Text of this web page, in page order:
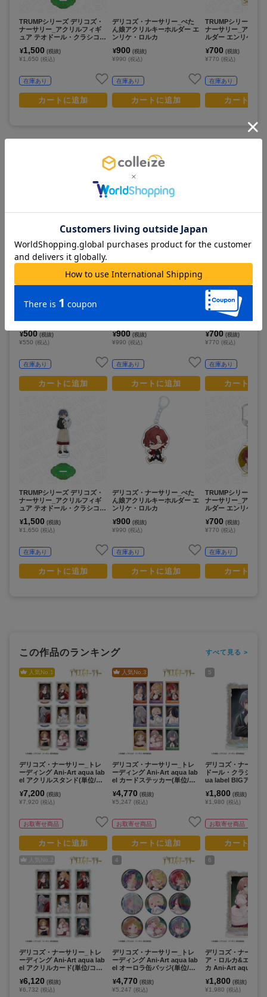
TRUMPシリーズ デリコズ・
ナーサリー_アクリルフィギ
ュア テオドール・クラシコ c
¥1,500 (税抜)
¥1,650 (税込)
在庫あり
カートに追加
デリコズ・ナーサリー_ぺた
ん娘アクリルキーホルダー エ
ンリケ・ロルカ
¥900 (税抜)
¥990 (税込)
在庫あり
カートに追加
TRUMPシリーズ デ
ナーサリー_アクリ
ルダー エンリケ・
¥700 (税抜)
¥770 (税込)
在庫あり
カートに
この商品を見ている人は
こちらの商品もチェックしています
デリコズ・ナーサリー_カン
フェスト ver.
¥500 (税抜)
¥550 (税込)
在庫あり
カートに追加
TRUMPシリーズ デリコズ・
ナーサリー_アクリルフィギ
ュア テオドール・クラシコ c
¥1,500 (税抜)
¥1,650 (税込)
在庫あり
カートに追加
ンジェリコ・フラ
¥900 (税抜)
¥990 (税込)
在庫あり
カートに追加
デリコズ・ナーサリー_ぺた
ん娘アクリルキーホルダー エ
ンリケ・ロルカ
¥900 (税抜)
¥990 (税込)
在庫あり
カートに追加
TRUMPシリーズ デ
ナーサリー_アクリ
ルダー テオドール
¥700 (税抜)
¥770 (税込)
在庫あり
カートに
TRUMPシリーズ デ
ナーサリー_アクリ
ルダー エンリケ・
¥700 (税抜)
¥770 (税込)
在庫あり
カートに
この作品のランキング すべて見る >
人気No.1
デリコズ・ナーサリー_トレ
ーディング Ani-Art aqua lab
el アクリルスタンド(単位/コ
ック入り】
¥7,200 (税抜)
¥7,920 (税込)
お取寄せ商品
カートに追加
人気No. 2
デリコズ・ナーサリー_トレ
ーディング Ani-Art aqua lab
el アクリルカード(単位/コン
ク入り】
¥6,120 (税抜)
¥6,732 (税込)
人気No.3
デリコズ・ナーサリー_トレ
ーディング Ani-Art aqua lab
el カードステッカー(単位/コ
ック入り】
¥4,770 (税抜)
¥5,247 (税込)
お取寄せ商品
カートに追加
4
デリコズ・ナーサリー_トレ
ーディング Ani-Art aqua lab
el オーロラ缶バッジ(単位/コ
ック入り】
¥4,770 (税抜)
¥5,247 (税込)
5
デリコズ・ナーサリ
ドール・クラシコ
ua label BIGアクリ
¥1,800 (税抜)
¥1,980 (税込)
お取寄せ商品
カートに
6
デリコズ・ナーサリ
ア・ロルカ&エレー
カ Ani-Art aqua
¥1,800 (税抜)
¥1,980 (税込)